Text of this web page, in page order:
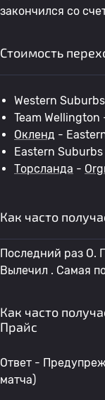
закончился со
Стоимость
Western
Team Wellington
Окленд -
Eastern
Торсланда -
Как часто
Последний раз O.
Вылечил . Самая
Как часто
Прайс
Ответ -
матча)